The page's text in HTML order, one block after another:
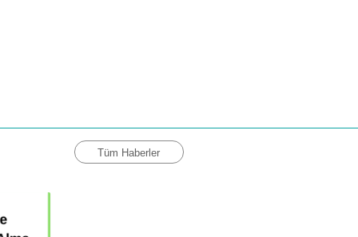
Tüm Haberler